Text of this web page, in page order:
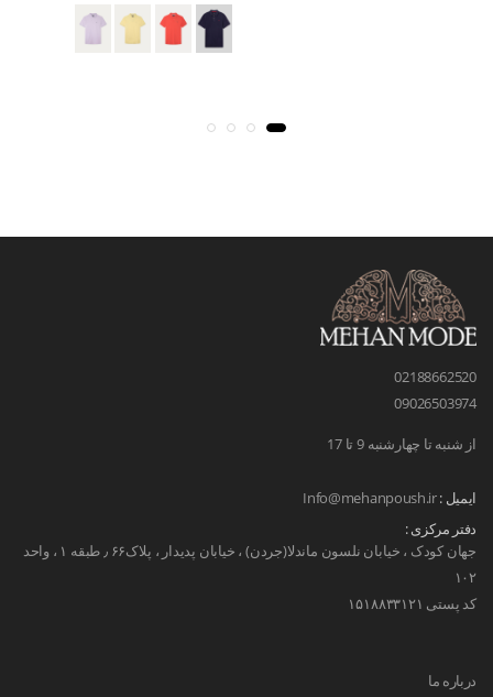
02188662520
09026503974
از شنبه تا چهارشنبه 9 تا 17
ایمیل :Info@mehanpoush.ir
دفتر مرکزی :
جهان کودک ، خیابان نلسون ماندلا(جردن) ، خیابان پدیدار ، پلاک۶۶ ٫ طبقه ۱ ، واحد
۱۰۲
کد پستی ۱۵۱۸۸۳۳۱۲۱
درباره ما